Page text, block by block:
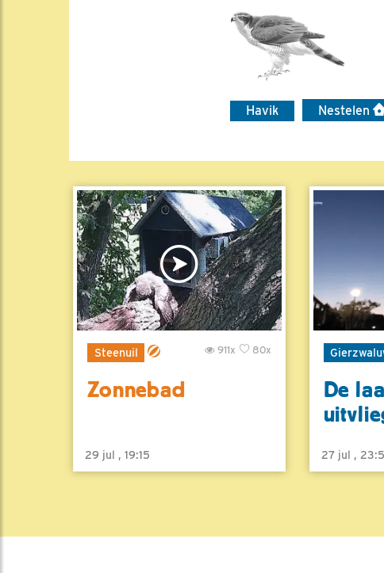
Havik Nestelen
Steenuil 80x
911x
Zonnebad
29 jul , 19:15
De
27 jul ,